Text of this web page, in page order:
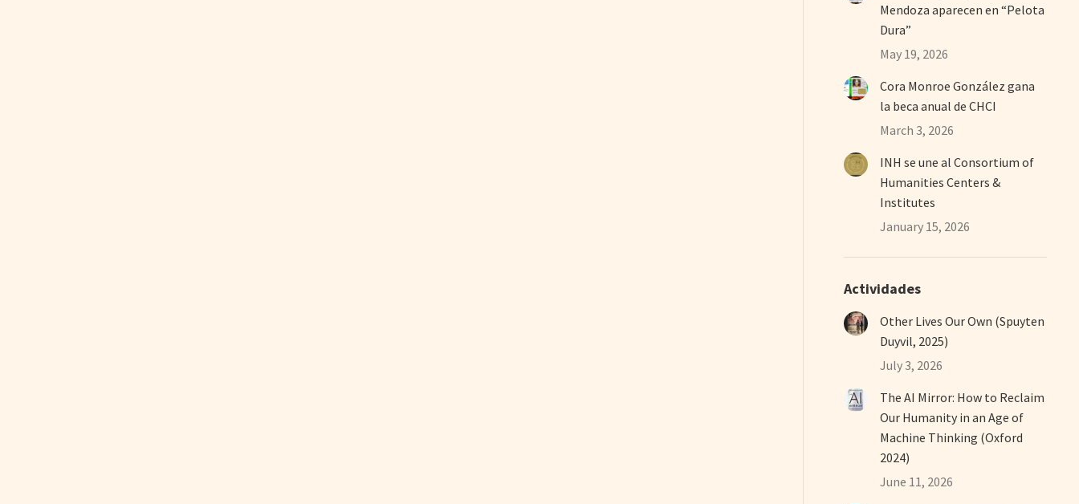
Mendoza aparecen en “Pelota
Dura”
May 19, 2026
Cora Monroe González gana
la beca anual de CHCI
March 3, 2026
INH se une al Consortium of
Humanities Centers &
Institutes
January 15, 2026
Actividades
Other Lives Our Own (Spuyten
Duyvil, 2025)
July 3, 2026
The AI Mirror: How to Reclaim
Our Humanity in an Age of
Machine Thinking (Oxford
2024)
June 11, 2026